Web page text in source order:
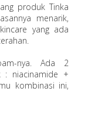
produk Tinka
menarik,
yang ada
nya. Ada 2
: niacinamide +
kombinasi ini,